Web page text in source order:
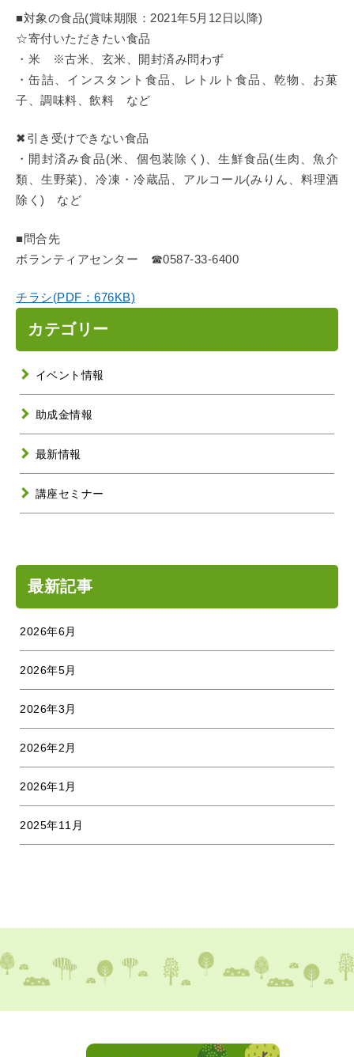
■対象の食品(賞味期限：2021年5月12日以降)
☆寄付いただきたい食品
・米 ※古米、玄米、開封済み問わず
・缶詰、インスタント食品、レトルト食品、乾物、お菓
子、調味料、飲料 など
✖引き受けできない食品
・開封済み食品(米、個包装除く)、生鮮食品(生肉、魚介
類、生野菜)、冷凍・冷蔵品、アルコール(みりん、料理酒
除く) など
■問合先
ボランティアセンター ☎0587-33-6400
チラシ(PDF：676KB)
カテゴリー
イベント情報
助成金情報
最新情報
講座セミナー
最新記事
2026年6月
2026年5月
2026年3月
2026年2月
2026年1月
2025年11月